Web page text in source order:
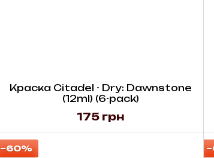
Краска Citadel - Dry: Dawnstone
(12ml) (6-pack)
175 грн
−60%